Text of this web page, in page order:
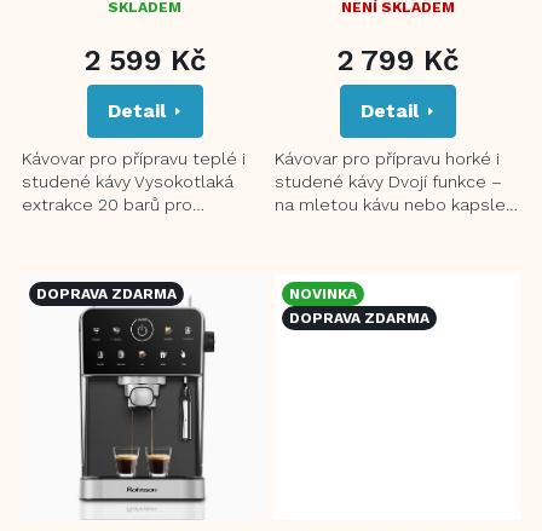
SKLADEM
2 599 Kč
Detail
Kávovar pro přípravu teplé i
studené kávy Vysokotlaká
extrakce 20 barů pro
NENÍ SKLADEM
2 799 Kč
Detail
Kávovar pro přípravu horké i
studené kávy Dvojí funkce –
na mletou kávu nebo kapsle
DOPRAVA ZDARMA
NOVINKA
DOPRAVA ZDARMA